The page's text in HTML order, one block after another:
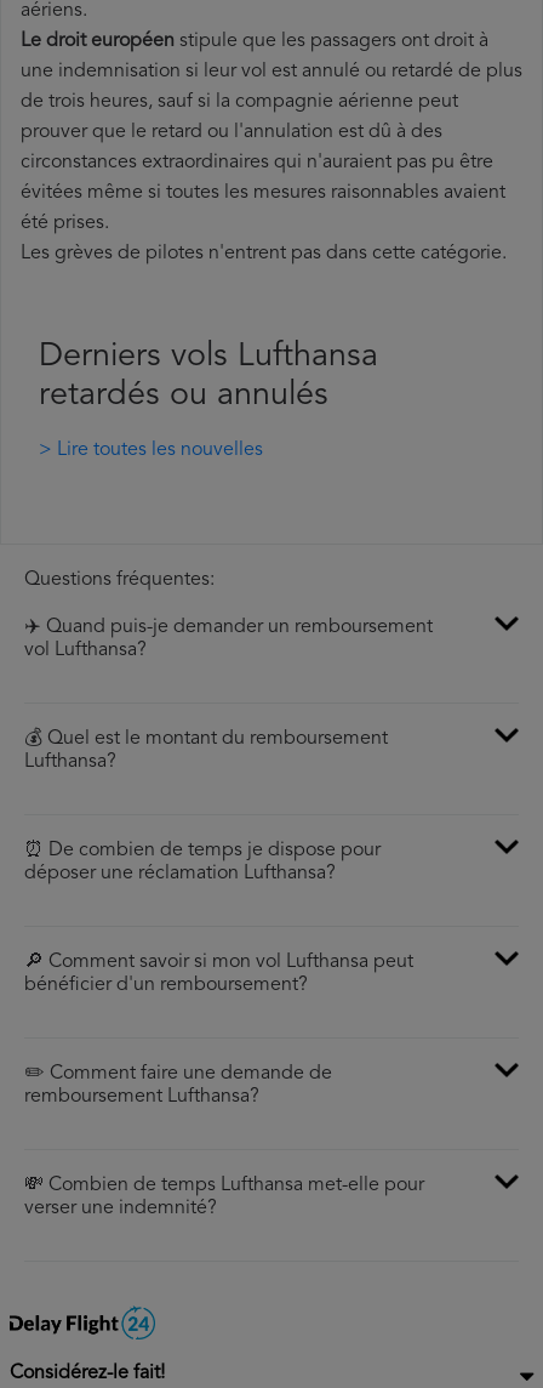
aériens.
Le droit européen stipule que les passagers ont droit à
une indemnisation si leur vol est annulé ou retardé de plus
de trois heures, sauf si la compagnie aérienne peut
prouver que le retard ou l'annulation est dû à des
circonstances extraordinaires qui n'auraient pas pu être
évitées même si toutes les mesures raisonnables avaient
été prises.
Les grèves de pilotes n'entrent pas dans cette catégorie.
Derniers vols Lufthansa
retardés ou annulés
> Lire toutes les nouvelles
Questions fréquentes:
✈️ Quand puis-je demander un remboursement
vol Lufthansa?
💰 Quel est le montant du remboursement
Lufthansa?
⏰ De combien de temps je dispose pour
déposer une réclamation Lufthansa?
🔎 Comment savoir si mon vol Lufthansa peut
bénéficier d'un remboursement?
✏️ Comment faire une demande de
remboursement Lufthansa?
💸 Combien de temps Lufthansa met-elle pour
verser une indemnité?
Considérez-le fait!